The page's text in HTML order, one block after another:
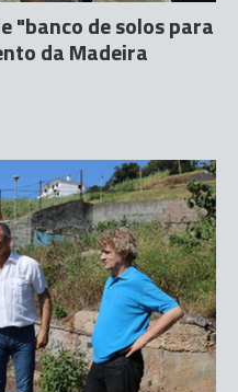
"banco de solos para
da Madeira